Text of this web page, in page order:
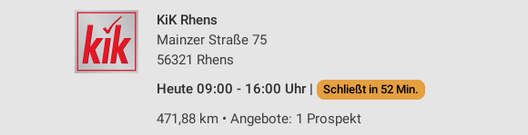
KiK Rhens
Mainzer Straße 75
56321 Rhens
Heute 09:00 - 16:00 Uhr |
Schließt in 52 Min.
471,88 km • Angebote: 1 Prospekt